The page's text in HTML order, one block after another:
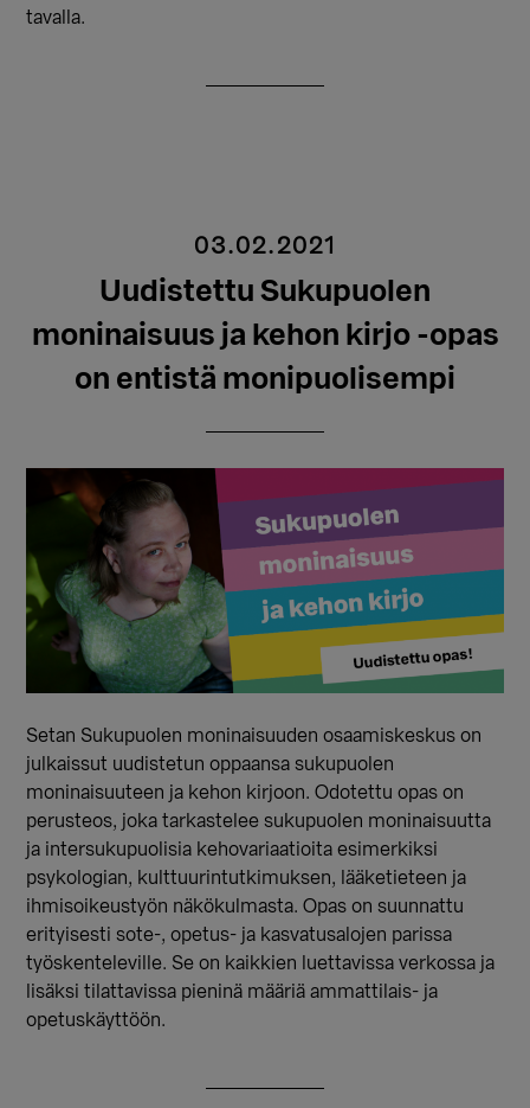
tavalla.
03.02.2021
Uudistettu Sukupuolen
moninaisuus ja kehon kirjo -opas
on entistä monipuolisempi
Setan Sukupuolen moninaisuuden osaamiskeskus on
julkaissut uudistetun oppaansa sukupuolen
moninaisuuteen ja kehon kirjoon. Odotettu opas on
perusteos, joka tarkastelee sukupuolen moninaisuutta
ja intersukupuolisia kehovariaatioita esimerkiksi
psykologian, kulttuurintutkimuksen, lääketieteen ja
ihmisoikeustyön näkökulmasta. Opas on suunnattu
erityisesti sote-, opetus- ja kasvatusalojen parissa
työskenteleville. Se on kaikkien luettavissa verkossa ja
lisäksi tilattavissa pieninä määriä ammattilais- ja
opetuskäyttöön.